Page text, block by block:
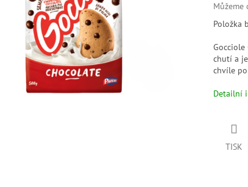
Položka
chutí a
chvíle
Detailní
TISK